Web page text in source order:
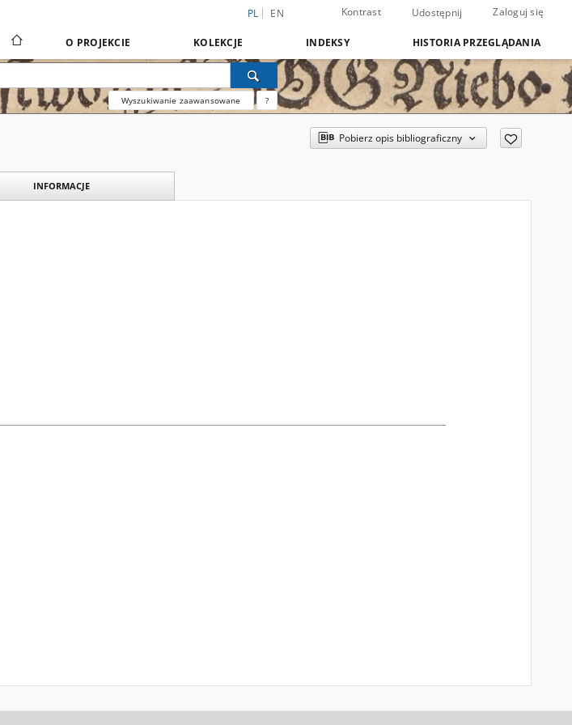
PL EN Kontrast Udostępnij Zaloguj się
O PROJEKCIE KOLEKCJE INDEKSY HISTORIA PRZEGLĄDANIA
Wyszukiwanie zaawansowane ?
Pobierz opis bibliograficzny
INFORMACJE